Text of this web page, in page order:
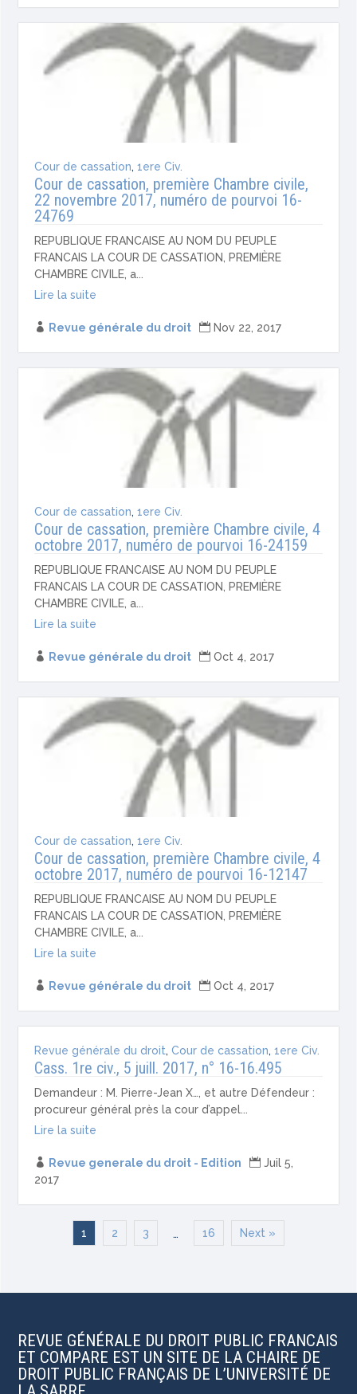
Cour de cassation,1ere Civ.
Cour de cassation, première Chambre civile,
22 novembre 2017, numéro de pourvoi 16-
24769
REPUBLIQUE FRANCAISE AU NOM DU PEUPLE
FRANCAIS LA COUR DE CASSATION, PREMIÈRE
CHAMBRE CIVILE, a...
Lire la suite
 Revue générale du droit  Nov 22, 2017
Cour de cassation,1ere Civ.
Cour de cassation, première Chambre civile, 4
octobre 2017, numéro de pourvoi 16-24159
REPUBLIQUE FRANCAISE AU NOM DU PEUPLE
FRANCAIS LA COUR DE CASSATION, PREMIÈRE
CHAMBRE CIVILE, a...
Lire la suite
 Revue générale du droit  Oct 4, 2017
Cour de cassation,1ere Civ.
Cour de cassation, première Chambre civile, 4
octobre 2017, numéro de pourvoi 16-12147
REPUBLIQUE FRANCAISE AU NOM DU PEUPLE
FRANCAIS LA COUR DE CASSATION, PREMIÈRE
CHAMBRE CIVILE, a...
Lire la suite
 Revue générale du droit  Oct 4, 2017
Revue générale du droit,Cour de cassation,1ere Civ.
Cass. 1re civ., 5 juill. 2017, n° 16-16.495
Demandeur : M. Pierre-Jean X…, et autre Défendeur :
procureur général près la cour d’appel...
Lire la suite
 Revue generale du droit - Edition  Juil 5,
2017
1 2 3 … 16 Next »
REVUE GÉNÉRALE DU DROIT PUBLIC FRANCAIS
ET COMPARE EST UN SITE DE LA CHAIRE DE
DROIT PUBLIC FRANÇAIS DE L’UNIVERSITÉ DE